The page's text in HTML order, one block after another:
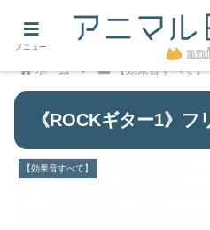
ホーム 【効果音すべて】
《ROCKギター1》フ
【効果音すべて】
メニュー